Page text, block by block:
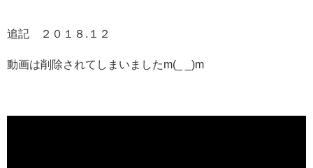
追記 ２０１８.１２
動画は削除されてしまいましたm(_ _)m